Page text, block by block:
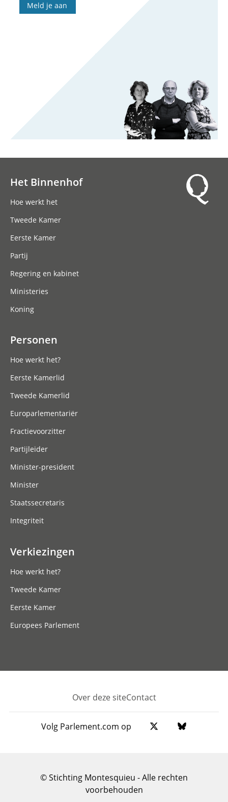
Meld je aan
Het Binnenhof
Hoe werkt het
Tweede Kamer
Eerste Kamer
Partij
Regering en kabinet
Ministeries
Koning
Personen
Hoe werkt het?
Eerste Kamerlid
Tweede Kamerlid
Europarlementariër
Fractievoorzitter
Partijleider
Minister-president
Minister
Staatssecretaris
Integriteit
Verkiezingen
Hoe werkt het?
Tweede Kamer
Eerste Kamer
Europees Parlement
Footer
Over deze siteContact
Volg Parlement.com op
© Stichting Montesquieu - Alle rechten
voorbehouden